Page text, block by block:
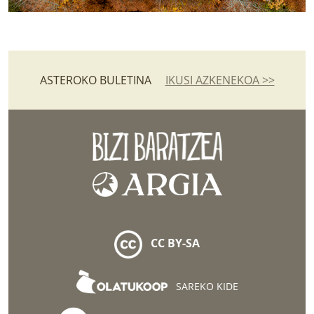
ASTEROKO BULETINA IKUSI AZKENEKOA >>
CC BY-SA
SAREKO KIDE